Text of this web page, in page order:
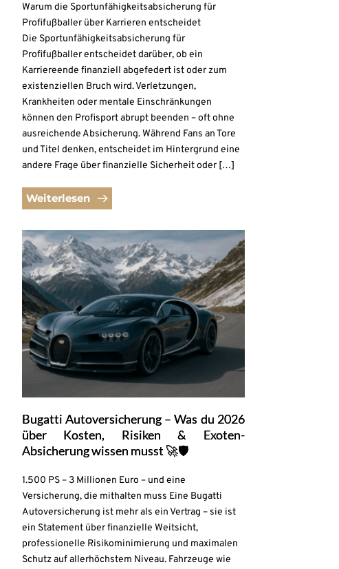
Warum die Sportunfähigkeitsabsicherung für
Profifußballer über Karrieren entscheidet
Die Sportunfähigkeitsabsicherung für
Profifußballer entscheidet darüber, ob ein
Karriereende finanziell abgefedert ist oder zum
existenziellen Bruch wird. Verletzungen,
Krankheiten oder mentale Einschränkungen
können den Profisport abrupt beenden – oft ohne
ausreichende Absicherung. Während Fans an Tore
und Titel denken, entscheidet im Hintergrund eine
andere Frage über finanzielle Sicherheit oder […]
Weiterlesen
Bugatti Autoversicherung – Was du 2026
über Kosten, Risiken & Exoten-
Absicherung wissen musst 🚀🛡️
1.500 PS – 3 Millionen Euro – und eine
Versicherung, die mithalten muss Eine Bugatti
Autoversicherung ist mehr als ein Vertrag – sie ist
ein Statement über finanzielle Weitsicht,
professionelle Risikominimierung und maximalen
Schutz auf allerhöchstem Niveau. Fahrzeuge wie